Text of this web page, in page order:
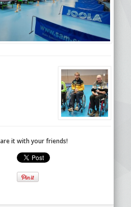
it with your friends!